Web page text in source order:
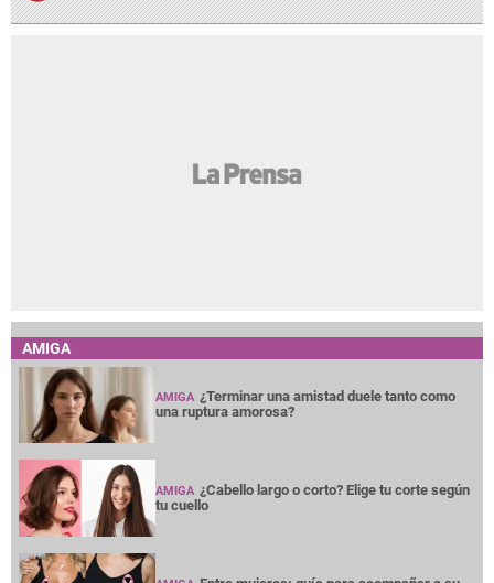
AMIGA
AMIGA ¿Terminar una amistad duele tanto como
una ruptura amorosa?
AMIGA ¿Cabello largo o corto? Elige tu corte según
tu cuello